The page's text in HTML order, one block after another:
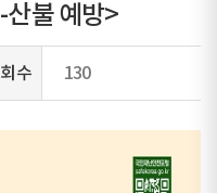
불 예방>
수 130